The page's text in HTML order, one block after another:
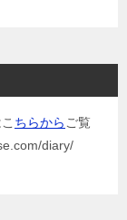
ちらから ご覧
diary/